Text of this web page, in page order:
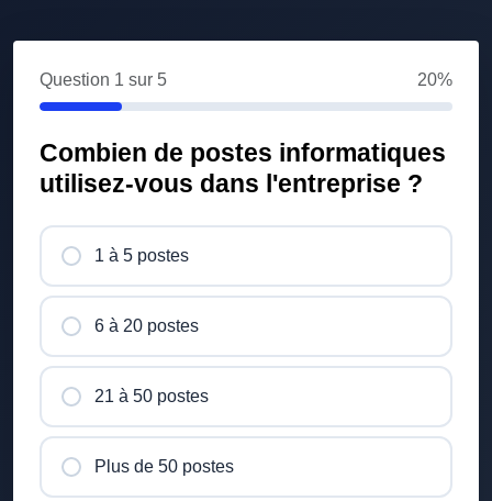
Question 1 sur 5 20%
Combien de postes informatiques
utilisez-vous dans l'entreprise ?
1 à 5 postes
6 à 20 postes
21 à 50 postes
Plus de 50 postes